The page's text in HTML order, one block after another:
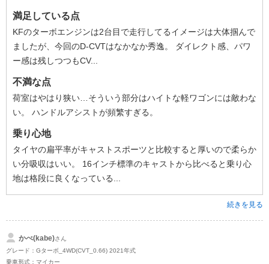
満足している点
KFのターボエンジンは2台目で走行してるイメージは大体掴んで
ましたが、今回のD-CVTはなかなか秀逸。 ダイレクト感、パワ
ー感は残しつつもCV...
不満な点
荷室はやはり狭い…そういう部分はハイトな軽ワゴンには敵わな
い。 ハンドルアシストが頻繁すぎる。
乗り心地
タイヤの扁平率がキャストスポーツと比較すると厚いので柔らか
い分吸収はいい。 16インチ標準のキャストから比べると乗り心
地は格段に良くなっている...
続きを見る
かべ(kabe)さん
グレード：Gターボ_4WD(CVT_0.66) 2021年式
乗車形式：マイカー